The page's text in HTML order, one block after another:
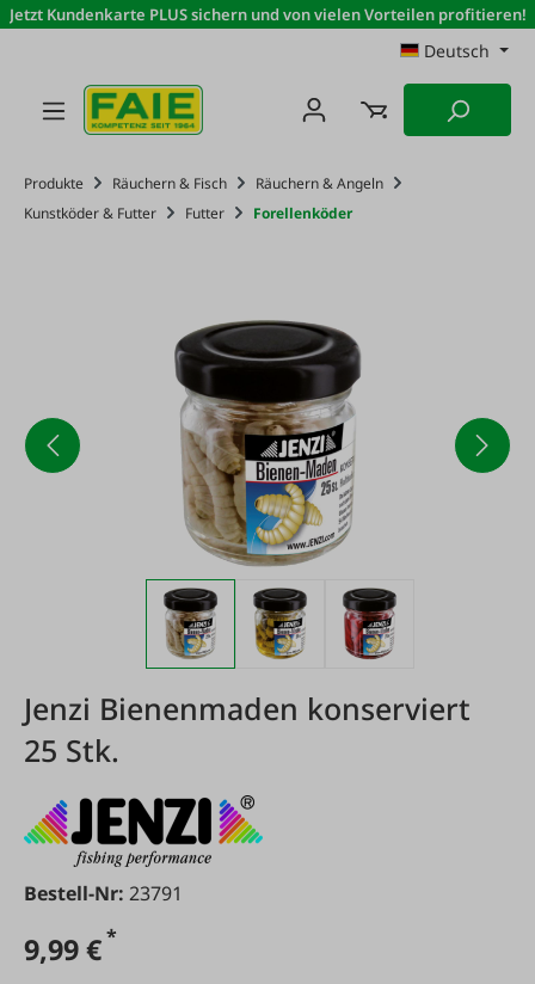
Zum Hauptinhalt springen
Jetzt Kundenkarte PLUS sichern und von vielen Vorteilen profitieren!
Deutsch
Produkte Räuchern & Fisch
Räuchern & Angeln
Kunstköder & Futter
Futter Forellenköder
Jenzi Bienenmaden konserviert
25 Stk.
Bestell-Nr: 23791
9,99 €*